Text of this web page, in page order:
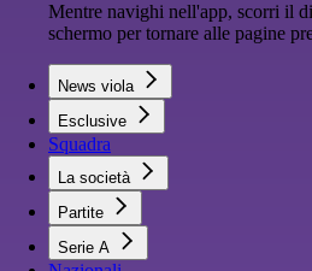
Mentre navighi nell'app, scorri il
schermo per tornare alle pagine
News viola
Esclusive
Squadra
La società
Partite
Serie A